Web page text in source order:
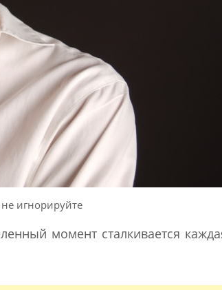
игнорируйте
момент сталкивается